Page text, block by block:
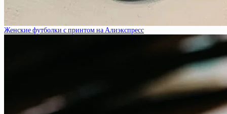
Женские футболки с принтом на Алиэкспресс